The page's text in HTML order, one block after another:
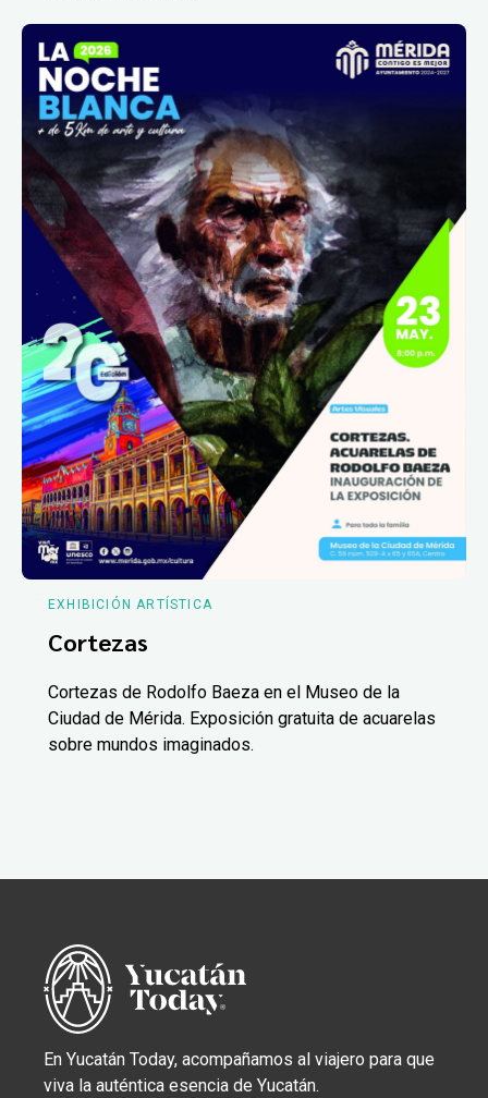
EXHIBICIÓN ARTÍSTICA
Cortezas
Cortezas de Rodolfo Baeza en el Museo de la
Ciudad de Mérida. Exposición gratuita de acuarelas
sobre mundos imaginados.
En Yucatán Today, acompañamos al viajero para que
viva la auténtica esencia de Yucatán.